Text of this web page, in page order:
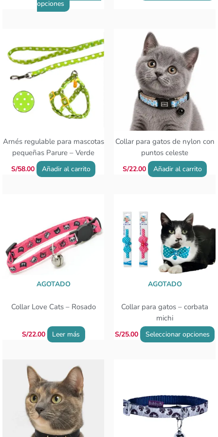
opciones
de
Arnés regulable para mascotas
pequeñas Parure – Verde
S/58.00 Añadir al carrito
Collar para gatos de nylon con
puntos celeste
S/22.00 Añadir al carrito
AGOTADO
Collar Love Cats – Rosado
S/22.00 Leer más
AGOTADO
Collar para gatos – corbata
michi
S/25.00 Seleccionar opciones